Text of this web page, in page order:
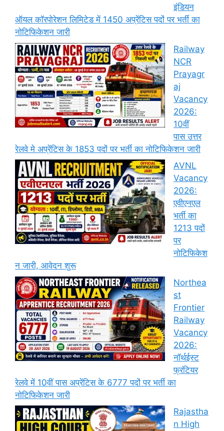
इंडियन
ऑयल कॉरपोरेशन लिमिटेड में 1450 अप्रेंटिस पदों पर भर्ती का
नोटिफिकेशन जारी
Railway
NCR
Prayagr
aj
Vacancy
2026:
10वीं
पास उत्तर
रेलवे मे अप्रेंटिस के 1853 पदों पर भर्ती का नोटिफिकेशन जारी
AVNL
Vacancy
2026:
एवीएनएल
भर्ती का
1213 पदों
पर
नोटिफिकेश
न जारी, आवेदन शुरू
Northea
st
Frontier
Railway
Vacancy
2026:
नॉर्थईस्ट
फ्रंटियर
रेलवे में 10वीं पास अप्रेंटिस के 6777 पदों पर भर्ती का
नोटिफिकेशन जारी
Rajastha
n High